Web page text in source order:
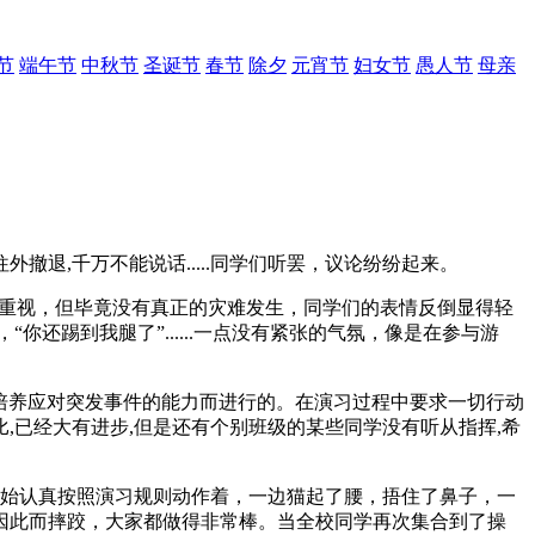
端午节 中秋节 圣诞节 春节 除夕 元宵节 妇女节 愚人节 母亲
撤退,千万不能说话.....同学们听罢，议论纷纷起来。
，但毕竟没有真正的灾难发生，同学们的表情反倒显得轻
你还踢到我腿了”......一点没有紧张的气氛，像是在参与游
应对突发事件的能力而进行的。在演习过程中要求一切行动
已经大有进步,但是还有个别班级的某些同学没有听从指挥,希
认真按照演习规则动作着，一边猫起了腰，捂住了鼻子，一
而摔跤，大家都做得非常棒。当全校同学再次集合到了操